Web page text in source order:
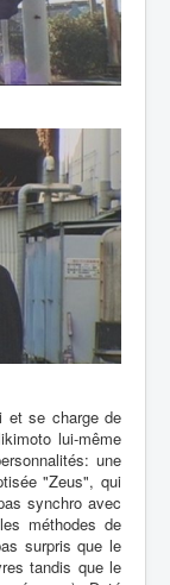
et se charge de
lui-même
une
"Zeus", qui
synchro avec
méthodes de
surpris que le
tandis que le